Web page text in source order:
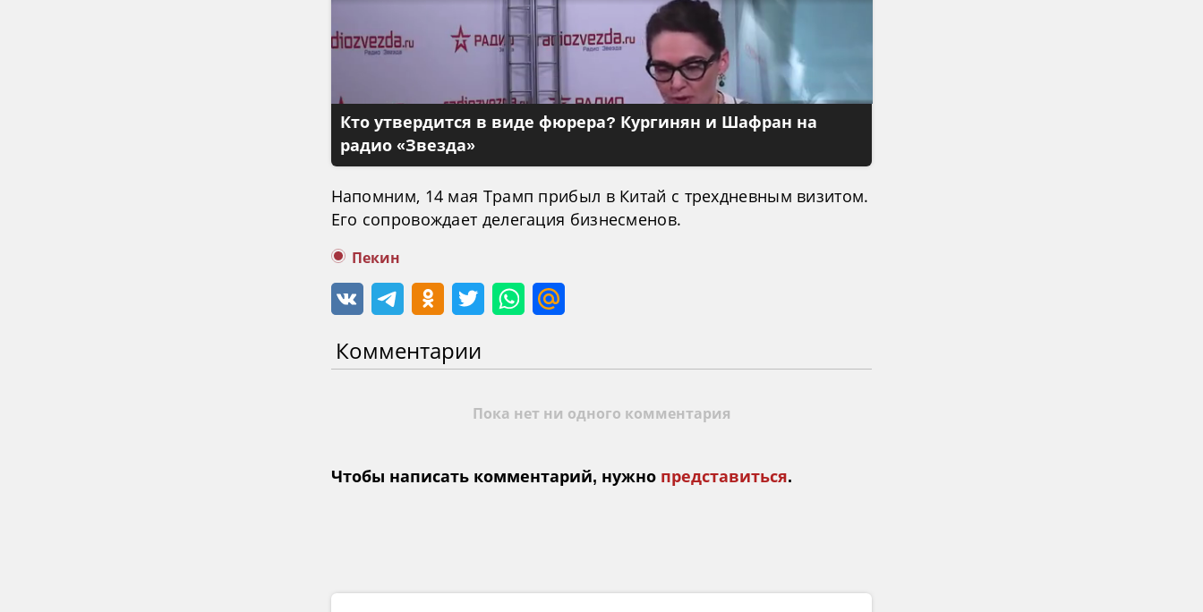
Кто утвердится в виде фюрера? Кургинян и Шафран на
радио «Звезда»
Напомним, 14 мая Трамп прибыл в Китай с трехдневным визитом.
Его сопровождает делегация бизнесменов.
Пекин
Комментарии
Пока нет ни одного комментария
Чтобы написать комментарий, нужно представиться.